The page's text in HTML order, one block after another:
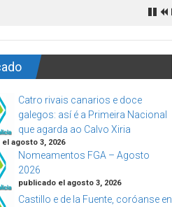
Catro rivais canarios e doce
galegos: así é a Primeira Nacional
que agarda ao Calvo Xiria
agosto 3, 2026
Nomeamentos FGA – Agosto
2026
publicado el agosto 3, 2026
Castillo e de la Fuente, coróanse en